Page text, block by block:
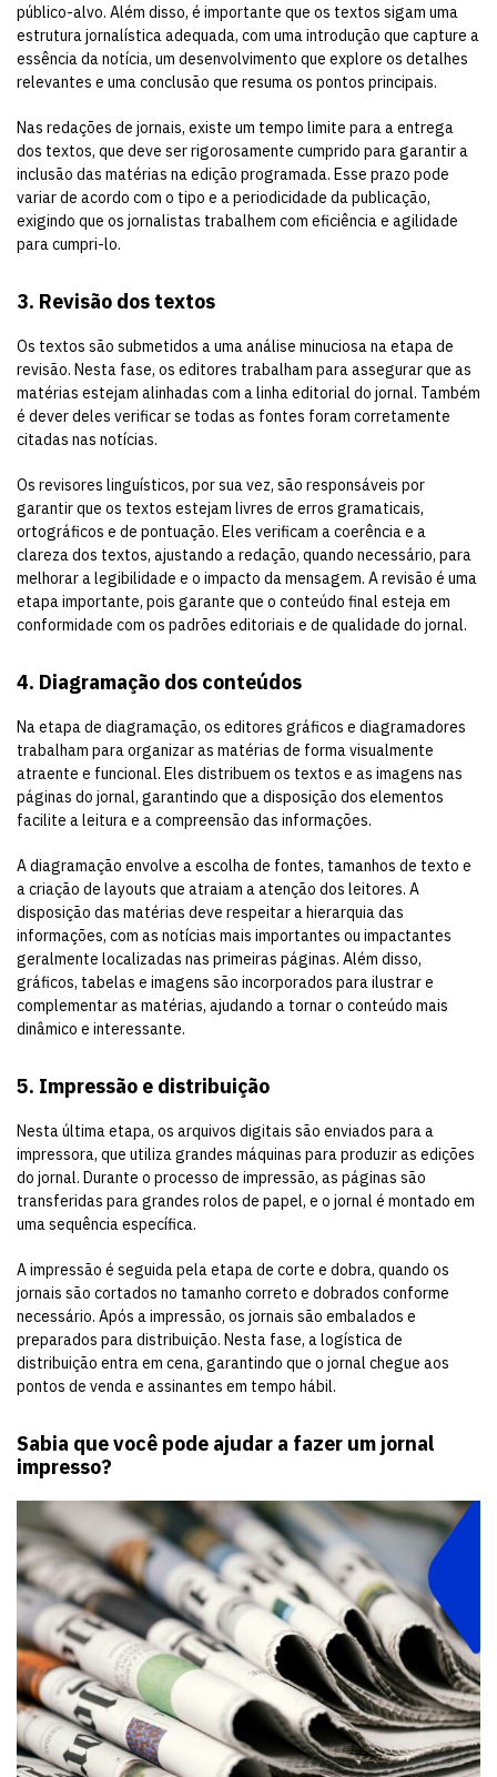
público-alvo. Além disso, é importante que os textos sigam uma
estrutura jornalística adequada, com uma introdução que capture a
essência da notícia, um desenvolvimento que explore os detalhes
relevantes e uma conclusão que resuma os pontos principais.
Nas redações de jornais, existe um tempo limite para a entrega
dos textos, que deve ser rigorosamente cumprido para garantir a
inclusão das matérias na edição programada. Esse prazo pode
variar de acordo com o tipo e a periodicidade da publicação,
exigindo que os jornalistas trabalhem com eficiência e agilidade
para cumpri-lo.
3. Revisão dos textos
Os textos são submetidos a uma análise minuciosa na etapa de
revisão. Nesta fase, os editores trabalham para assegurar que as
matérias estejam alinhadas com a linha editorial do jornal. Também
é dever deles verificar se todas as fontes foram corretamente
citadas nas notícias.
Os revisores linguísticos, por sua vez, são responsáveis por
garantir que os textos estejam livres de erros gramaticais,
ortográficos e de pontuação. Eles verificam a coerência e a
clareza dos textos, ajustando a redação, quando necessário, para
melhorar a legibilidade e o impacto da mensagem. A revisão é uma
etapa importante, pois garante que o conteúdo final esteja em
conformidade com os padrões editoriais e de qualidade do jornal.
4. Diagramação dos conteúdos
Na etapa de diagramação, os editores gráficos e diagramadores
trabalham para organizar as matérias de forma visualmente
atraente e funcional. Eles distribuem os textos e as imagens nas
páginas do jornal, garantindo que a disposição dos elementos
facilite a leitura e a compreensão das informações.
A diagramação envolve a escolha de fontes, tamanhos de texto e
a criação de layouts que atraiam a atenção dos leitores. A
disposição das matérias deve respeitar a hierarquia das
informações, com as notícias mais importantes ou impactantes
geralmente localizadas nas primeiras páginas. Além disso,
gráficos, tabelas e imagens são incorporados para ilustrar e
complementar as matérias, ajudando a tornar o conteúdo mais
dinâmico e interessante.
5. Impressão e distribuição
Nesta última etapa, os arquivos digitais são enviados para a
impressora, que utiliza grandes máquinas para produzir as edições
do jornal. Durante o processo de impressão, as páginas são
transferidas para grandes rolos de papel, e o jornal é montado em
uma sequência específica.
A impressão é seguida pela etapa de corte e dobra, quando os
jornais são cortados no tamanho correto e dobrados conforme
necessário. Após a impressão, os jornais são embalados e
preparados para distribuição. Nesta fase, a logística de
distribuição entra em cena, garantindo que o jornal chegue aos
pontos de venda e assinantes em tempo hábil.
Sabia que você pode ajudar a fazer um jornal
impresso?